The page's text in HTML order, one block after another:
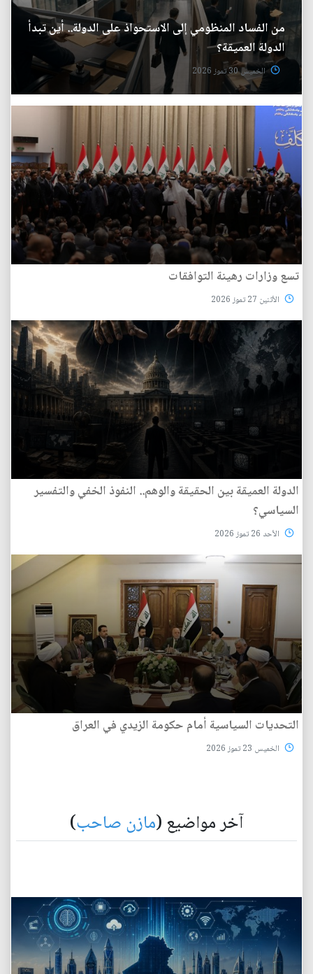
من الفساد المنظومي إلى الاستحواذ على الدولة.. أين تبدأ
الدولة العميقة؟
الخميس 30 تموز 2026
تسع وزارات رهينة التوافقات
الأثنين 27 تموز 2026
الدولة العميقة بين الحقيقة والوهم.. النفوذ الخفي والتفسير
السياسي؟
الأحد 26 تموز 2026
التحديات السياسية أمام حكومة الزيدي في العراق
الخميس 23 تموز 2026
آخر مواضيع (مازن صاحب)